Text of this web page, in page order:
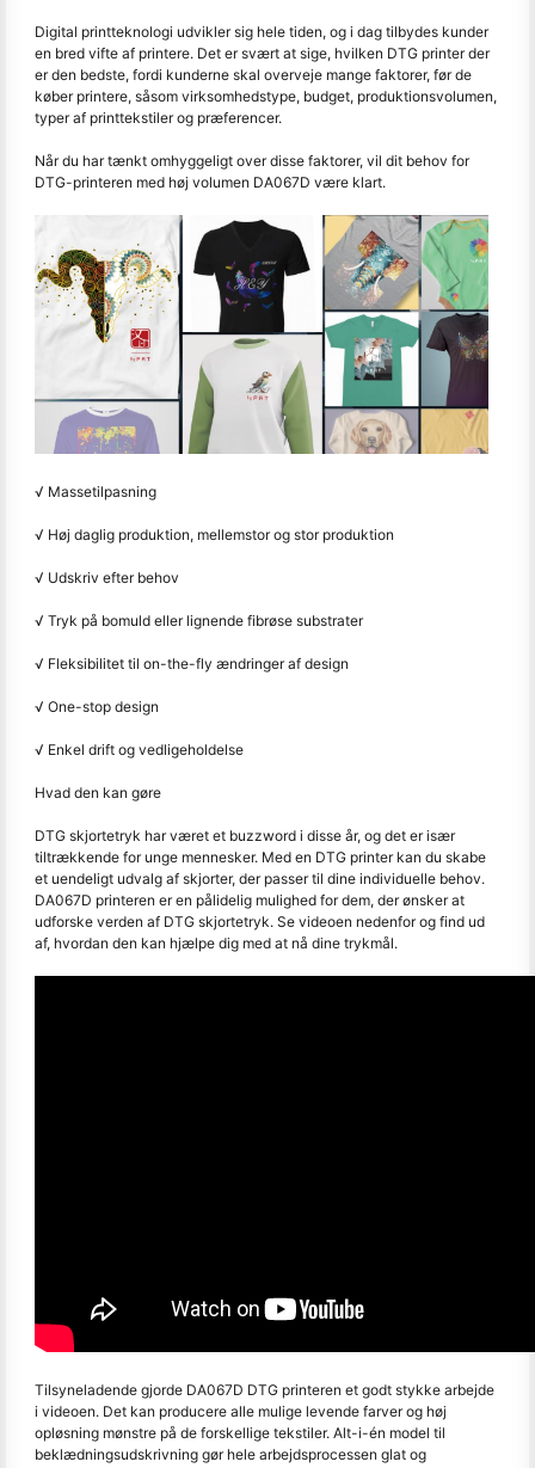
Digital printteknologi udvikler sig hele tiden, og i dag tilbydes kunder
en bred vifte af printere. Det er svært at sige, hvilken DTG printer der
er den bedste, fordi kunderne skal overveje mange faktorer, før de
køber printere, såsom virksomhedstype, budget, produktionsvolumen,
typer af printtekstiler og præferencer.
Når du har tænkt omhyggeligt over disse faktorer, vil dit behov for
DTG-printeren med høj volumen DA067D være klart.
√ Massetilpasning
√ Høj daglig produktion, mellemstor og stor produktion
√ Udskriv efter behov
√ Tryk på bomuld eller lignende fibrøse substrater
√ Fleksibilitet til on-the-fly ændringer af design
√ One-stop design
√ Enkel drift og vedligeholdelse
Hvad den kan gøre
DTG skjortetryk har været et buzzword i disse år, og det er især
tiltrækkende for unge mennesker. Med en DTG printer kan du skabe
et uendeligt udvalg af skjorter, der passer til dine individuelle behov.
DA067D printeren er en pålidelig mulighed for dem, der ønsker at
udforske verden af DTG skjortetryk. Se videoen nedenfor og find ud
af, hvordan den kan hjælpe dig med at nå dine trykmål.
Tilsyneladende gjorde DA067D DTG printeren et godt stykke arbejde
i videoen. Det kan producere alle mulige levende farver og høj
opløsning mønstre på de forskellige tekstiler. Alt-i-én model til
beklædningsudskrivning gør hele arbejdsprocessen glat og